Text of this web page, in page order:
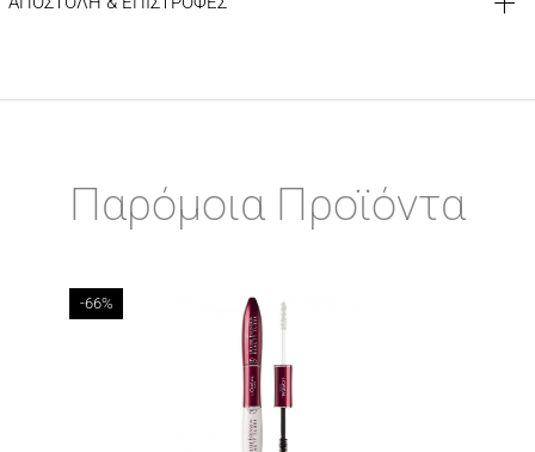
Έξοδα αποστολής3,99 €για αγορές κάτω των 39€
ημερών
Αποστολή σε νησιωτικούς προορισμούς εντός 1-3 εργάσιμων
ΠΟΛΙΤΙΚΗ ΕΠΙΣΤΡΟΦΩΝ
Σε περίπτωση που δεν είστε απόλυτα ικανοποιημένοι από το
προϊόν ή το σύνολο της παραγγελίας σας, είμαστε στην
ευχάριστη θέση να σας προσφέρουμε επιστροφή προϊόντων
εντός 14 ημερών από την ημερομηνία που τα παραλάβατε,
ακολουθώντας την διαδικασία που αναγράφεται
Παρόμοια Προϊόντα
-66%